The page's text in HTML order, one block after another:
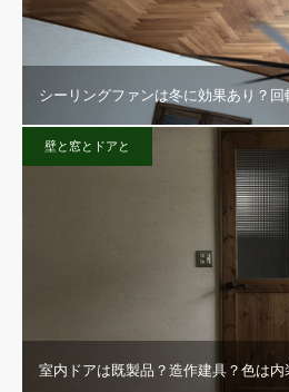
シーリングファンは冬に効果あり？
壁と窓とドアと
室内ドアは既製品？造作建具？色は